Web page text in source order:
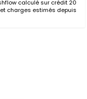
calculé sur crédit 20
et charges estimés depuis